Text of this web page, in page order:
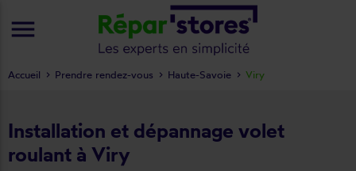
Installation et dépannage volet
roulant à Viry
Accueil Prendre rendez-vous Haute-Savoie Viry
menu